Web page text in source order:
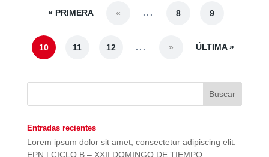
« PRIMERA « ... 8 9
10 11 12 ... » ÚLTIMA »
Entradas recientes
Lorem ipsum dolor sit amet, consectetur adipiscing elit.
EPN | CICLO B – XXII DOMINGO DE TIEMPO